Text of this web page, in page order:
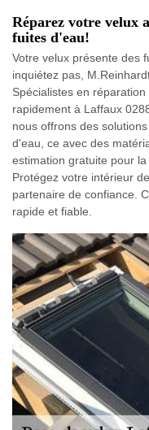
Réparez votre velux
fuites d'eau!
Votre velux présente des
inquiétez pas,
Spécialistes en
rapidement à Laffaux
nous offrons des
d'eau, ce avec des
estimation gratuite pour
Protégez votre intérieur
partenaire de confiance.
rapide et fiable.